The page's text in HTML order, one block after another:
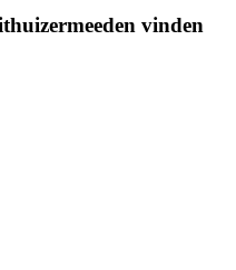
vinden